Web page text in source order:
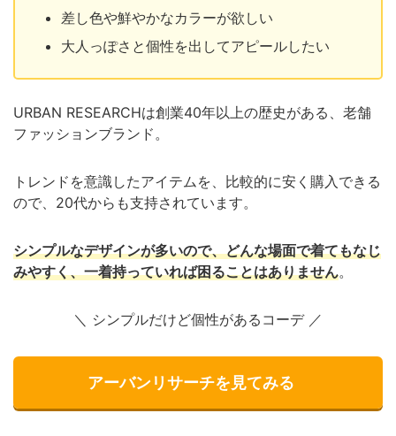
差し色や鮮やかなカラーが欲しい
大人っぽさと個性を出してアピールしたい
URBAN RESEARCHは創業40年以上の歴史がある、老舗
ファッションブランド。
トレンドを意識したアイテムを、比較的に安く購入できる
ので、20代からも支持されています。
シンプルなデザインが多いので、どんな場面で着てもなじ
みやすく、一着持っていれば困ることはありません。
＼ シンプルだけど個性があるコーデ ／
アーバンリサーチを見てみる